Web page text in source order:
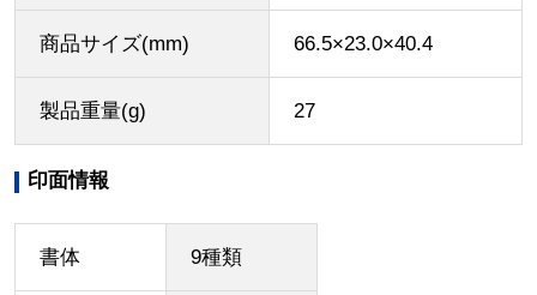
商品サイズ(mm) 66.5×23.0×40.4
製品重量(g) 27
印面情報
書体 9種類